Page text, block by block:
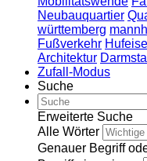
Neubauquartier
württemberg
Fußverkehr
Architektur
Zufall-Modus
Suche
Erweiterte Suche
Alle Wörter
Genauer Begriff